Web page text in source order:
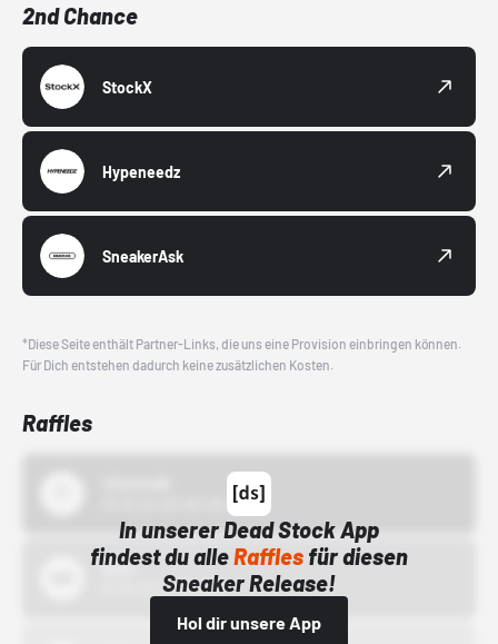
2nd Chance
StockX
Hypeneedz
SneakerAsk
*Diese Seite enthält Partner-Links, die uns eine Provision einbringen können.
Für Dich entstehen dadurch keine zusätzlichen Kosten.
Raffles
In unserer Dead Stock App
findest du alleRafflesfür diesen
Sneaker Release!
Hol dir unsere App
Bstn
01.10.22 00:00 Uhr